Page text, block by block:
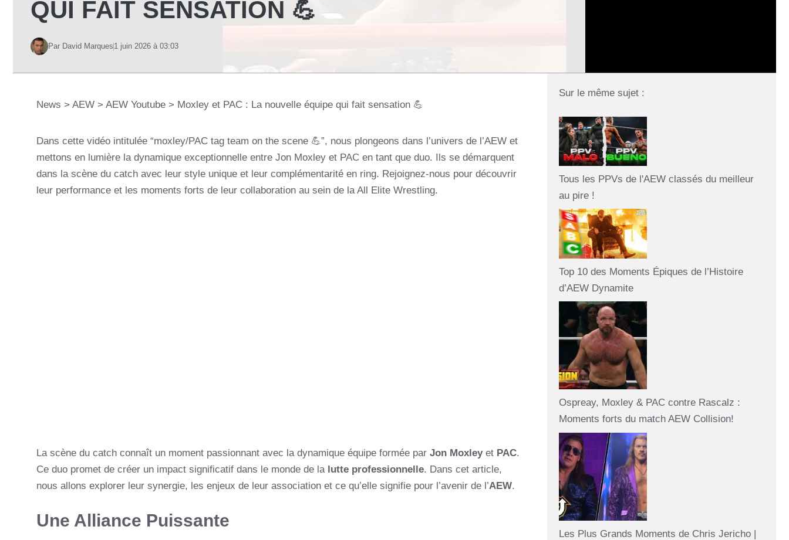
QUI FAIT SENSATION 💪
Par David Marques 1 juin 2026 à 03:03
News > AEW > AEW Youtube > Moxley et PAC : La nouvelle équipe qui fait sensation 💪
Dans cette vidéo intitulée “moxley/PAC tag team on the scene 💪”, nous plongeons dans l’univers de l’AEW et
mettons en lumière la dynamique exceptionnelle entre Jon Moxley et PAC en tant que duo. Ils se démarquent
dans la scène du catch avec leur style unique et leur complémentarité en ring. Rejoignez-nous pour découvrir
leur performance et les moments forts de leur collaboration au sein de la All Elite Wrestling.
La scène du catch connaît un moment passionnant avec la dynamique équipe formée par Jon Moxleyet PAC.
Ce duo promet de créer un impact significatif dans le monde de la lutte professionnelle. Dans cet article,
nous allons explorer leur synergie, les enjeux de leur association et ce qu’elle signifie pour l’avenir de l’AEW.
Une Alliance Puissante
Sur le même sujet :
Tous les PPVs de l'AEW classés du meilleur
au pire !
Top 10 des Moments Épiques de l’Histoire
d’AEW Dynamite
Ospreay, Moxley & PAC contre Rascalz :
Moments forts du match AEW Collision!
Les Plus Grands Moments de Chris Jericho |